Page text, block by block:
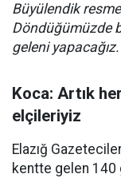
Büyülendik
Döndüğümüzde
geleni
Koca: Artık
elçileriyiz
Elazığ
kentte gelen 140